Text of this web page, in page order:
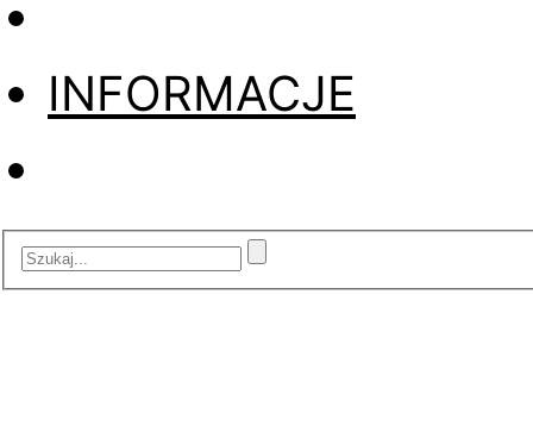
INFORMACJE